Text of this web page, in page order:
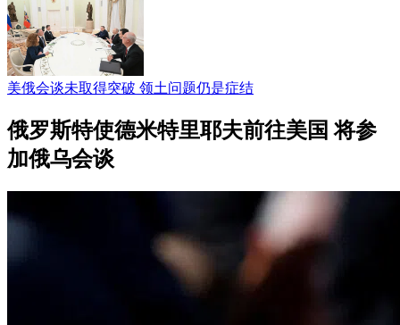
美俄会谈未取得突破 领土问题仍是症结
俄罗斯特使德米特里耶夫前往美国 将参
加俄乌会谈